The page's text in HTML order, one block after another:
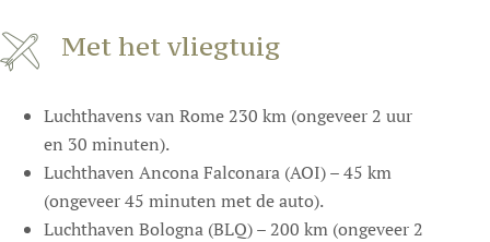
Met het vliegtuig
Luchthavens van Rome 230 km (ongeveer 2 uur
en 30 minuten).
Luchthaven Ancona Falconara (AOI) – 45 km
(ongeveer 45 minuten met de auto).
Luchthaven Bologna (BLQ) – 200 km (ongeveer 2